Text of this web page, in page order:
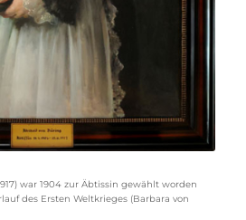
war 1904 zur Äbtissin gewählt worden
des Ersten Weltkrieges (Barbara von